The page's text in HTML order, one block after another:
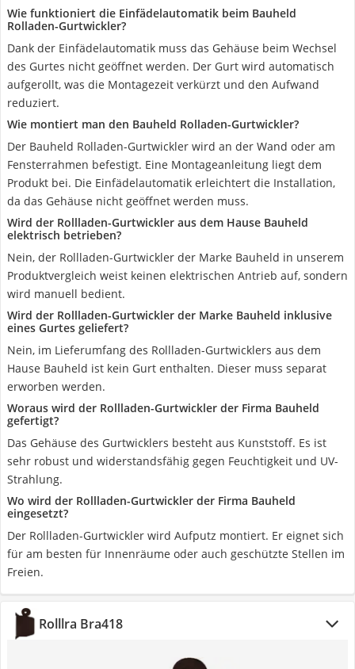
Wie funktioniert die Einfädelautomatik beim Bauheld
Rolladen-Gurtwickler?
Dank der Einfädelautomatik muss das Gehäuse beim Wechsel
des Gurtes nicht geöffnet werden. Der Gurt wird automatisch
aufgerollt, was die Montagezeit verkürzt und den Aufwand
reduziert.
Wie montiert man den Bauheld Rolladen-Gurtwickler?
Der Bauheld Rolladen-Gurtwickler wird an der Wand oder am
Fensterrahmen befestigt. Eine Montageanleitung liegt dem
Produkt bei. Die Einfädelautomatik erleichtert die Installation,
da das Gehäuse nicht geöffnet werden muss.
Wird der Rollladen-Gurtwickler aus dem Hause Bauheld
elektrisch betrieben?
Nein, der Rollladen-Gurtwickler der Marke Bauheld in unserem
Produktvergleich weist keinen elektrischen Antrieb auf, sondern
wird manuell bedient.
Wird der Rollladen-Gurtwickler der Marke Bauheld inklusive
eines Gurtes geliefert?
Nein, im Lieferumfang des Rollladen-Gurtwicklers aus dem
Hause Bauheld ist kein Gurt enthalten. Dieser muss separat
erworben werden.
Woraus wird der Rollladen-Gurtwickler der Firma Bauheld
gefertigt?
Das Gehäuse des Gurtwicklers besteht aus Kunststoff. Es ist
sehr robust und widerstandsfähig gegen Feuchtigkeit und UV-
Strahlung.
Wo wird der Rollladen-Gurtwickler der Firma Bauheld
eingesetzt?
Der Rollladen-Gurtwickler wird Aufputz montiert. Er eignet sich
für am besten für Innenräume oder auch geschützte Stellen im
Freien.
Rolllra Bra418